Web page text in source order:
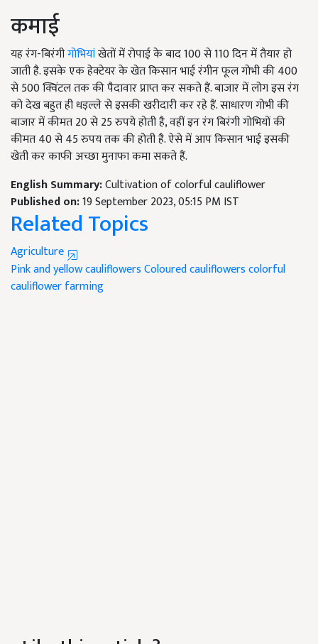
कमाई
यह रंग-बिरंगीगोभियांखेतों में रोपाई के बाद100से110दिन में तैयार हो
जाती है. इसके एक हेक्टेयर के खेत किसान भाई रंगीन फूल गोभी की400
से500क्विंटल तक की पैदावार प्राप्त कर सकते हैं. बाजार में लोग इस रंग
को देख बहुत ही धड़ल्ले से इसकी खरीदारी कर रहे हैं. साधारण गोभी की
बाजार में कीमत20से25रुपये होती है,वहीं इन रंग बिरंगी गोभियों की
कीमत40से45रुपय तक की होती है. ऐसे में आप किसान भाई इसकी
खेती कर काफी अच्छा मुनाफा कमा सकते हैं.
English Summary:Cultivation of colorful cauliflower
Published on:19 September 2023, 05:15 PM IST
Related Topics
Agriculture
Pink and yellow cauliflowersColoured cauliflowerscolorful
cauliflower farming